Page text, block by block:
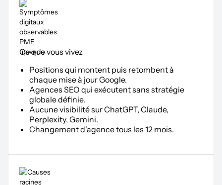
Ce que vous vivez
Positions qui montent puis retombent à
chaque mise à jour Google.
Agences SEO qui exécutent sans stratégie
globale définie.
Aucune visibilité sur ChatGPT, Claude,
Perplexity, Gemini.
Changement d'agence tous les 12 mois.